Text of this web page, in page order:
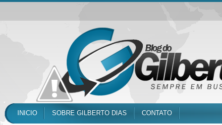
INICIO SOBRE GILBERTO DIAS CONTATO